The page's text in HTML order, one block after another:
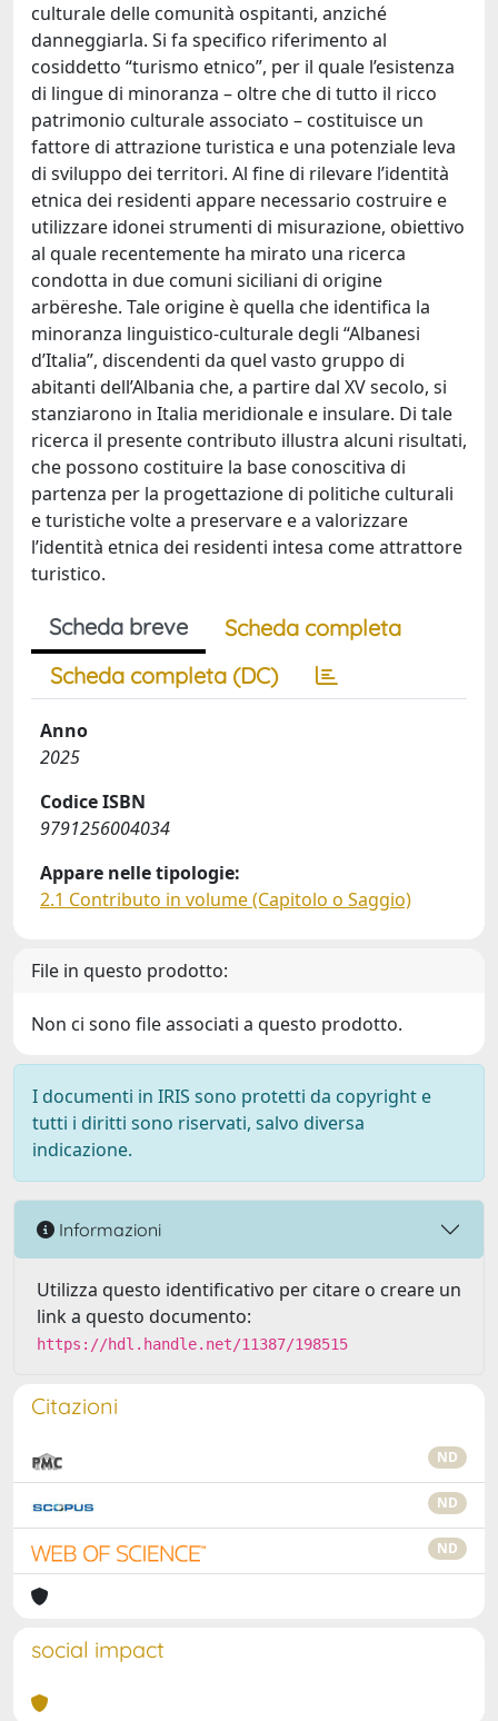
culturale delle comunità ospitanti, anziché
danneggiarla. Si fa specifico riferimento al
cosiddetto “turismo etnico”, per il quale l’esistenza
di lingue di minoranza – oltre che di tutto il ricco
patrimonio culturale associato – costituisce un
fattore di attrazione turistica e una potenziale leva
di sviluppo dei territori. Al fine di rilevare l’identità
etnica dei residenti appare necessario costruire e
utilizzare idonei strumenti di misurazione, obiettivo
al quale recentemente ha mirato una ricerca
condotta in due comuni siciliani di origine
arbëreshe. Tale origine è quella che identifica la
minoranza linguistico-culturale degli “Albanesi
d’Italia”, discendenti da quel vasto gruppo di
abitanti dell’Albania che, a partire dal XV secolo, si
stanziarono in Italia meridionale e insulare. Di tale
ricerca il presente contributo illustra alcuni risultati,
che possono costituire la base conoscitiva di
partenza per la progettazione di politiche culturali
e turistiche volte a preservare e a valorizzare
l’identità etnica dei residenti intesa come attrattore
turistico.
Scheda breve
Scheda completa
Scheda completa (DC)
Anno
2025
Codice ISBN
9791256004034
Appare nelle tipologie:
2.1 Contributo in volume (Capitolo o Saggio)
File in questo prodotto:
Non ci sono file associati a questo prodotto.
I documenti in IRIS sono protetti da copyright e
tutti i diritti sono riservati, salvo diversa
indicazione.
Informazioni
Utilizza questo identificativo per citare o creare un
link a questo documento:
https://hdl.handle.net/11387/198515
Citazioni
ND
ND
ND
social impact